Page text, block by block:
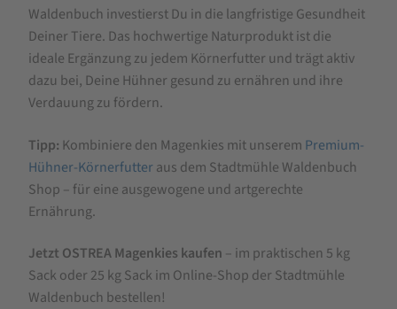
Waldenbuch investierst Du in die langfristige Gesundheit
Deiner Tiere. Das hochwertige Naturprodukt ist die
ideale Ergänzung zu jedem Körnerfutter und trägt aktiv
dazu bei, Deine Hühner gesund zu ernähren und ihre
Verdauung zu fördern.
Tipp: Kombiniere den Magenkies mit unserem Premium-
Hühner-Körnerfutteraus dem Stadtmühle Waldenbuch
Shop – für eine ausgewogene und artgerechte
Ernährung.
Jetzt OSTREA Magenkies kaufen – im praktischen 5 kg
Sack oder 25 kg Sack im Online-Shop der Stadtmühle
Waldenbuch bestellen!